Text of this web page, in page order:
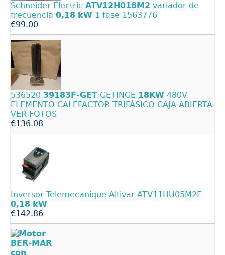
Schneider Electric ATV12H018M2 variador de
frecuencia 0,18 kW 1 fase 1563776
€99.00
536520 39183F-GET GETINGE 18KW 480V
ELEMENTO CALEFACTOR TRIFÁSICO CAJA ABIERTA
VER FOTOS
€136.08
Inversor Telemecanique Altivar ATV11HU05M2E
0,18 kW
€142.86